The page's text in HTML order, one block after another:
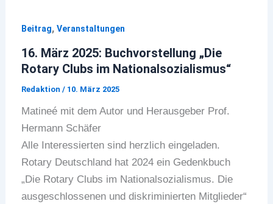
Beitrag, Veranstaltungen
16. März 2025: Buchvorstellung „Die
Rotary Clubs im Nationalsozialismus“
Redaktion / 10. März 2025
Matineé mit dem Autor und Herausgeber Prof.
Hermann Schäfer
Alle Interessierten sind herzlich eingeladen.
Rotary Deutschland hat 2024 ein Gedenkbuch
„Die Rotary Clubs im Nationalsozialismus. Die
ausgeschlossenen und diskriminierten Mitglieder“